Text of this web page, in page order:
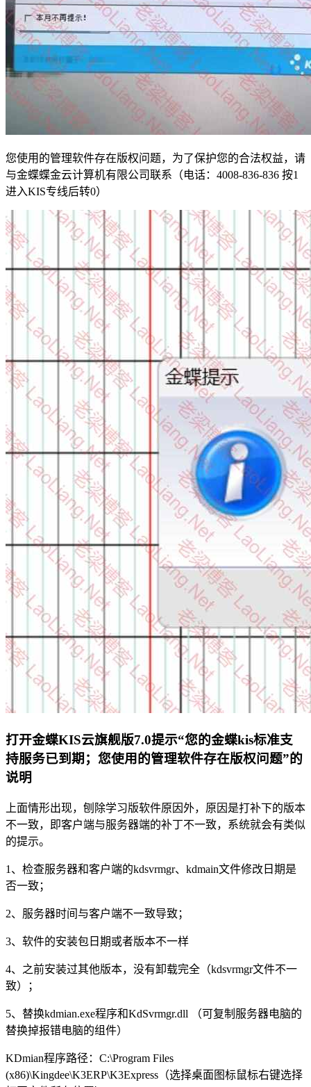
您使用的管理软件存在版权问题，为了保护您的合法权益，请
与金蝶蝶金云计算机有限公司联系（电话：4008-836-836 按1
进入KIS专线后转0）
打开金蝶KIS云旗舰版7.0提示“您的金蝶kis标准支
持服务已到期；您使用的管理软件存在版权问题”的
说明
上面情形出现，刨除学习版软件原因外，原因是打补下的版本
不一致，即客户端与服务器端的补丁不一致，系统就会有类似
的提示。
1、检查服务器和客户端的kdsvrmgr、kdmain文件修改日期是
否一致；
2、服务器时间与客户端不一致导致；
3、软件的安装包日期或者版本不一样
4、之前安装过其他版本，没有卸载完全（kdsvrmgr文件不一
致）；
5、替换kdmian.exe程序和KdSvrmgr.dll （可复制服务器电脑的
替换掉报错电脑的组件）
KDmian程序路径：C:\Program Files
(x86)\Kingdee\K3ERP\K3Express（选择桌面图标鼠标右键选择